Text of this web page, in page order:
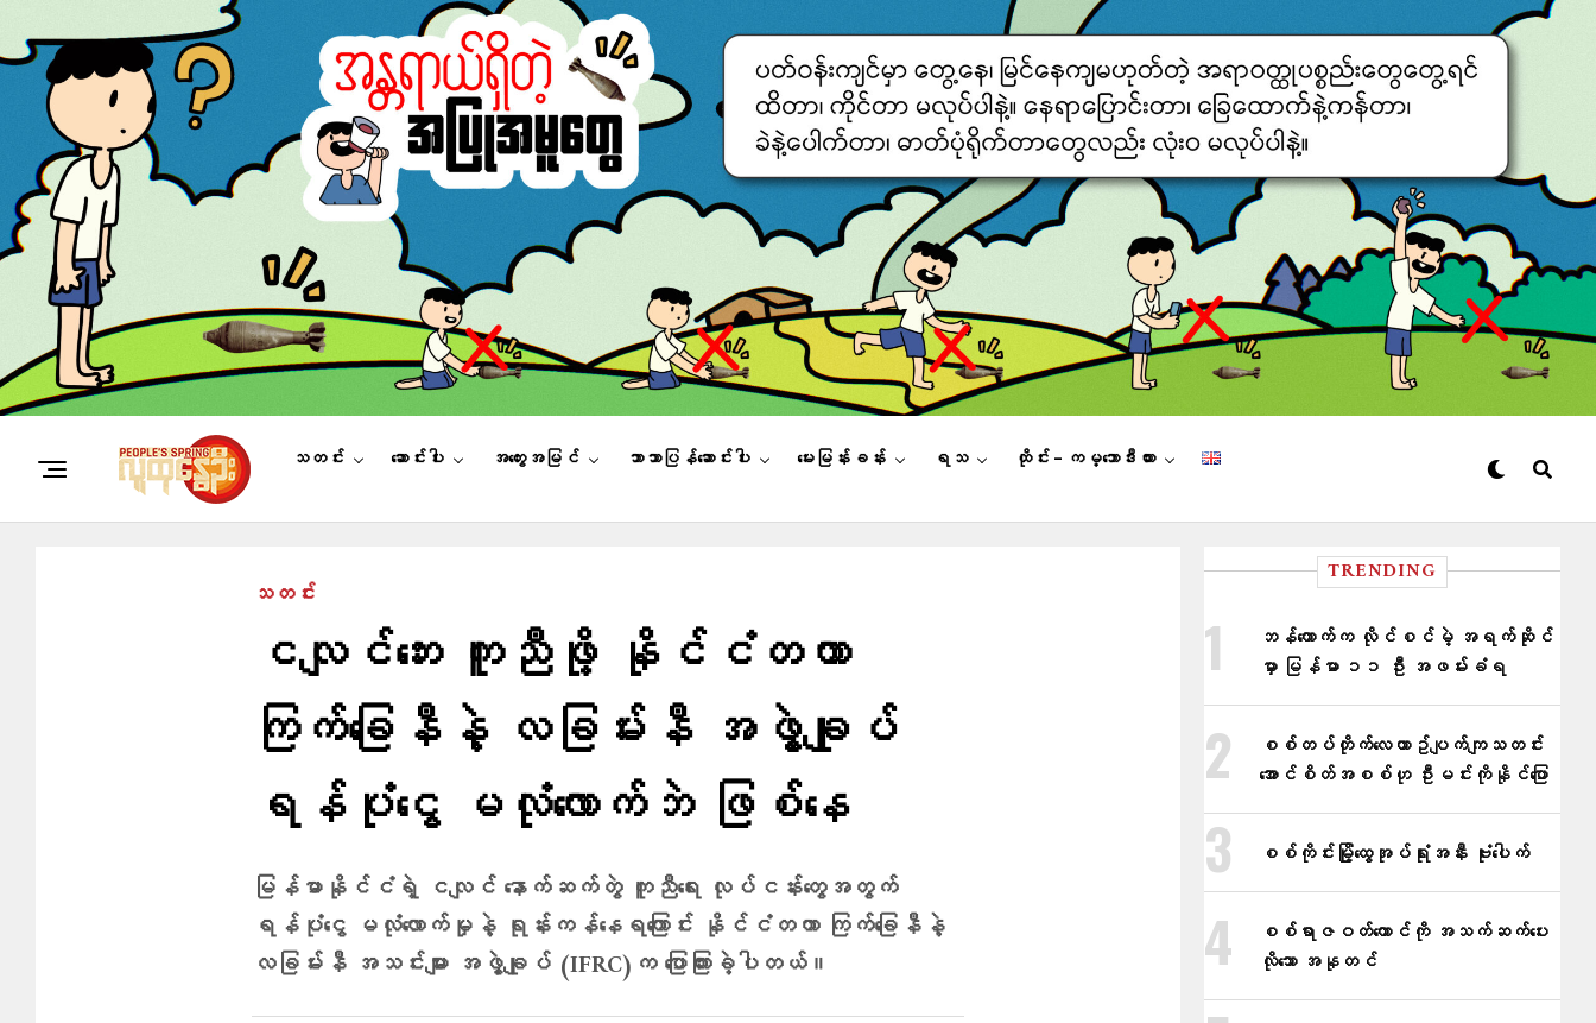
သတင်း ဆောင်းပါး အတွေးအမြင် ဘာသာပြန်ဆောင်းပါး မေးမြန်းခန်း ရသ ထိုင်း – ကမ္ဘောဒီးယား
သတင်း
ငလျင်ဘေး ကူညီဖို့ နိုင်ငံတကာ
ကြက်ခြေနီနဲ့ လခြမ်းနီ အဖွဲ့ချုပ်
ရန်ပုံငွေ မလုံလောက်ဘဲ ဖြစ်နေ
မြန်မာနိုင်ငံရဲ့ ငလျင် နောက်ဆက်တွဲ ကူညီရေး လုပ်ငန်းတွေအတွက်
ရန်ပုံငွေ မလုံလောက်မှုနဲ့ ရုန်းကန်နေရကြောင်း နိုင်ငံတကာ ကြက်ခြေနီနဲ့
လခြမ်းနီ အသင်းများ အဖွဲ့ချုပ် (IFRC)က ပြောကြားခဲ့ပါတယ်။
TRENDING
ဘန်ကောက်က လိုင်စင်မဲ့ အရက်ဆိုင်
မှာ မြန်မာ ၁၁ ဦး အဖမ်းခံရ
စစ်တပ်တိုက်​လေယာဥ်ပျက်ကျသတင်း
အောင်စိတ်အစစ်ဟု ဦးမင်းကိုနိုင်​ပြော
စစ်ကိုင်းမြို့ထွေအုပ်ရုံးအနီး ဗုံးပေါက်
စစ်ရာဇဝတ်ကောင်ကို အသက်ဆက်ပေး
လိုသော အနုတင်